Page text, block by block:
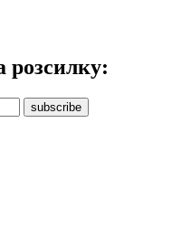
розсилку:
subscribe